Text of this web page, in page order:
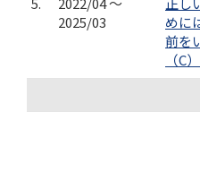
2025/03
めに
前を
（C）